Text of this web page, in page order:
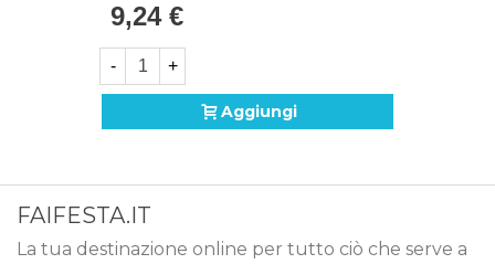
9,24 €
- +
Aggiungi
FAIFESTA.IT
La tua destinazione online per tutto ciò che serve a